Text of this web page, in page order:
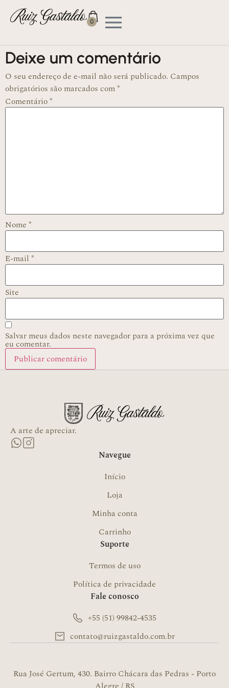
0
Olá, mundo!
Boas-vindas ao WordPress. Esse é o seu primeiro post. Edite-
Deixe um comentário
O seu endereço de e-mail não será publicado. Campos
obrigatórios são marcados com*
Comentário*
Nome *
E-mail *
Site
Salvar meus dados neste navegador para a próxima vez que
eu comentar.
A arte de apreciar.
Navegue
Início
Loja
Minha conta
Carrinho
Suporte
Termos de uso
Política de privacidade
Fale conosco
+55 (51) 99842-4535
contato@ruizgastaldo.com.br
Rua José Gertum, 430. Bairro Chácara das Pedras - Porto